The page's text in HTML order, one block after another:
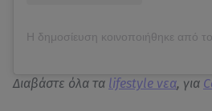
Διαβάστε όλα τα lifestyle νεα, για